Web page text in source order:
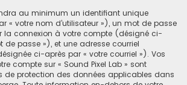
au minimum un identifiant unique
« votre nom d’utilisateur »), un mot de passe
la connexion à votre compte (désigné ci-
de passe »), et une adresse courriel
ci-après par « votre courriel »). Vos
compte sur « Sound Pixel Lab » sont
de protection des données applicables dans